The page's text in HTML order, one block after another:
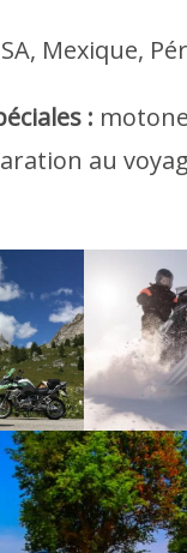
Mexique,
:
au